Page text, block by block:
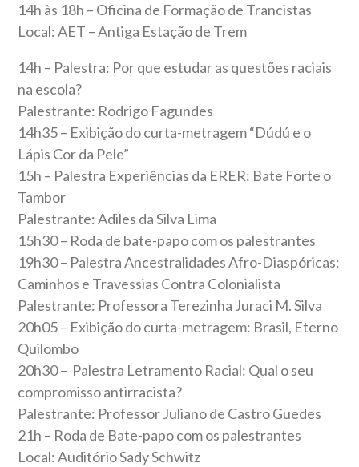
14h às 18h – Oficina de Formação de Trancistas
Local: AET – Antiga Estação de Trem
14h – Palestra: Por que estudar as questões raciais
na escola?
Palestrante: Rodrigo Fagundes
14h35 – Exibição do curta-metragem “Dúdú e o
Lápis Cor da Pele”
15h – Palestra Experiências da ERER: Bate Forte o
Tambor
Palestrante: Adiles da Silva Lima
15h30 – Roda de bate-papo com os palestrantes
19h30 – Palestra Ancestralidades Afro-Diaspóricas:
Caminhos e Travessias Contra Colonialista
Palestrante: Professora Terezinha Juraci M. Silva
20h05 – Exibição do curta-metragem: Brasil, Eterno
Quilombo
20h30 – Palestra Letramento Racial: Qual o seu
compromisso antirracista?
Palestrante: Professor Juliano de Castro Guedes
21h – Roda de Bate-papo com os palestrantes
Local: Auditório Sady Schwitz